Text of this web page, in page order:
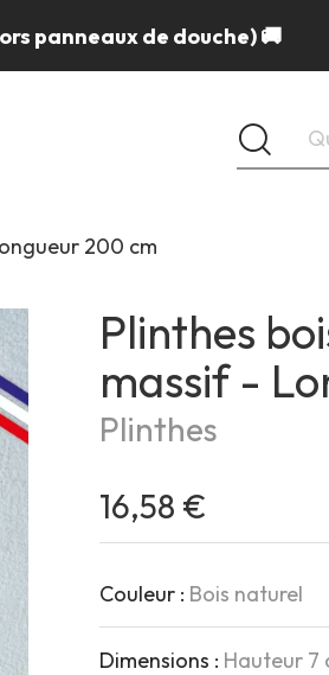
panneaux de douche) 🚚
200 cm
Plinthes
massif -
Plinthes
16,58 €
Couleur : Bois naturel
Dimensions : Hauteur 7